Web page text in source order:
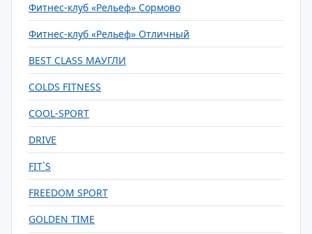
Фитнес-клуб «Рельеф» Сормово
Фитнес-клуб «Рельеф» Отличный
BEST CLASS МАУГЛИ
COLDS FITNESS
COOL-SPORT
DRIVE
FIT`S
FREEDOM SPORT
GOLDEN TIME